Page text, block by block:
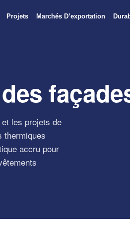
Projets Marchés D’exportation
les projets de
thermiques
accru pour